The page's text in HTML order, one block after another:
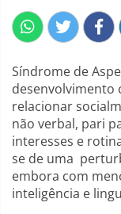
Síndrome de
desenvolvimento
relacionar
não verbal, pari
interesses e
se de uma
embora com
inteligência e